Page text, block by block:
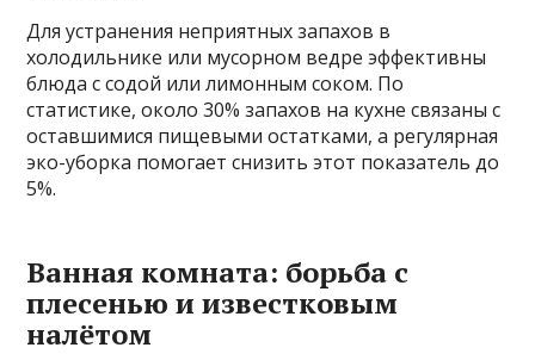
Для устранения неприятных запахов в
холодильнике или мусорном ведре эффективны
блюда с содой или лимонным соком. По
статистике, около 30% запахов на кухне связаны с
оставшимися пищевыми остатками, а регулярная
эко-уборка помогает снизить этот показатель до
5%.
Ванная комната: борьба с
плесенью и известковым
налётом